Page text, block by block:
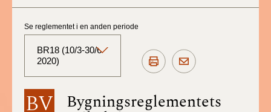
BV Bygningsreglementets
Se reglementet i en anden periode
BR18 (10/3-30/6
2020)
BR18 (Aktuelt)